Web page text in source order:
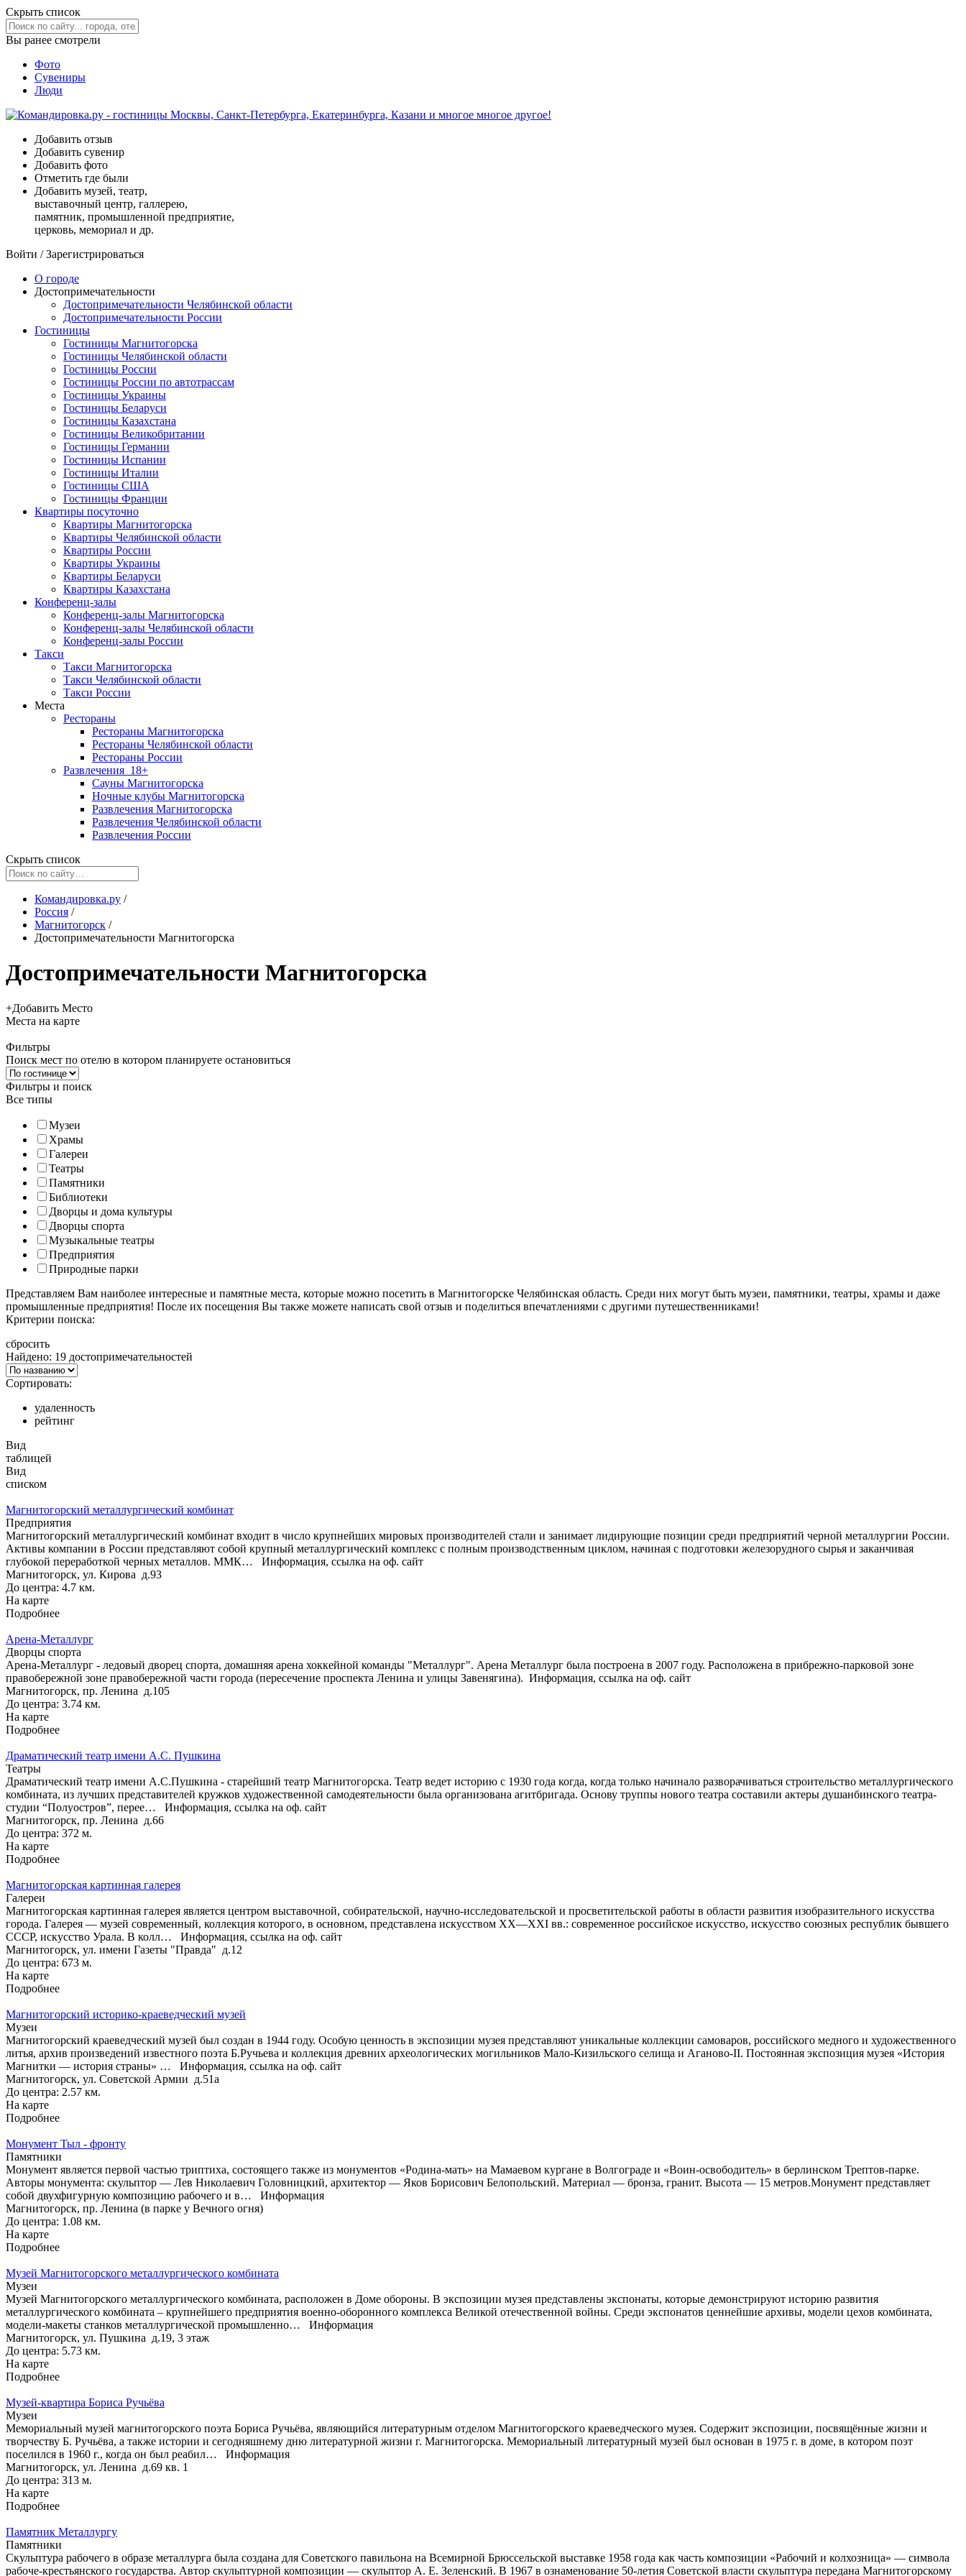
Скрыть список
Вы ранее смотрели
Фото
Сувениры
Люди
Добавить отзыв
Добавить сувенир
Добавить фото
Отметить где были
Добавить музей, театр,
выставочный центр, галлерею,
памятник, промышленной предприятие,
церковь, мемориал и др.
Войти /Зарегистрироваться
О городе
Достопримечательности
Достопримечательности Челябинской области
Достопримечательности России
Гостиницы
Гостиницы Магнитогорска
Гостиницы Челябинской области
Гостиницы России
Гостиницы России по автотрассам
Гостиницы Украины
Гостиницы Беларуси
Гостиницы Казахстана
Гостиницы Великобритании
Гостиницы Германии
Гостиницы Испании
Гостиницы Италии
Гостиницы США
Гостиницы Франции
Квартиры посуточно
Квартиры Магнитогорска
Квартиры Челябинской области
Квартиры России
Квартиры Украины
Квартиры Беларуси
Квартиры Казахстана
Конференц-залы
Конференц-залы Магнитогорска
Конференц-залы Челябинской области
Конференц-залы России
Такси
Такси Магнитогорска
Такси Челябинской области
Такси России
Места
Рестораны
Рестораны Магнитогорска
Рестораны Челябинской области
Рестораны России
Развлечения 18+
Сауны Магнитогорска
Ночные клубы Магнитогорска
Развлечения Магнитогорска
Развлечения Челябинской области
Развлечения России
Скрыть список
Командировка.ру /
Россия /
Магнитогорск /
Достопримечательности Магнитогорска
Достопримечательности Магнитогорска
+Добавить Место
Места на карте
Фильтры
Поиск мест по отелю в котором планируете остановиться
Фильтры и поиск
Все типы
Музеи
Храмы
Галереи
Театры
Памятники
Библиотеки
Дворцы и дома культуры
Дворцы спорта
Музыкальные театры
Предприятия
Природные парки
Представляем Вам наиболее интересные и памятные места, которые можно посетить в Магнитогорске Челябинская область. Среди них могут быть музеи, памятники, театры, храмы и даже
промышленные предприятия! После их посещения Вы также можете написать свой отзыв и поделиться впечатлениями с другими путешественниками!
Критерии поиска:
сбросить
Найдено: 19 достопримечательностей
Сортировать:
удаленность
рейтинг
Вид
таблицей
Вид
списком
Магнитогорский металлургический комбинат
Предприятия
Магнитогорский металлургический комбинат входит в число крупнейших мировых производителей стали и занимает лидирующие позиции среди предприятий черной металлургии России.
Активы компании в России представляют собой крупный металлургический комплекс с полным производственным циклом, начиная с подготовки железорудного сырья и заканчивая
глубокой переработкой черных металлов. ММК… Информация, ссылка на оф. сайт
Магнитогорск, ул. Кирова д.93
До центра: 4.7 км.
На карте
Подробнее
Арена-Металлург
Дворцы спорта
Арена-Металлург - ледовый дворец спорта, домашняя арена хоккейной команды "Металлург". Арена Металлург была построена в 2007 году. Расположена в прибрежно-парковой зоне
правобережной зоне правобережной части города (пересечение проспекта Ленина и улицы Завенягина). Информация, ссылка на оф. сайт
Магнитогорск, пр. Ленина д.105
До центра: 3.74 км.
На карте
Подробнее
Драматический театр имени А.С. Пушкина
Театры
Драматический театр имени А.С.Пушкина - старейший театр Магнитогорска. Театр ведет историю с 1930 года когда, когда только начинало разворачиваться строительство металлургического
комбината, из лучших представителей кружков художественной самодеятельности была организована агитбригада. Основу труппы нового театра составили актеры душанбинского театра-
студии “Полуостров”, перее… Информация, ссылка на оф. сайт
Магнитогорск, пр. Ленина д.66
До центра: 372 м.
На карте
Подробнее
Магнитогорская картинная галерея
Галереи
Магнитогорская картинная галерея является центром выставочной, собирательской, научно-исследовательской и просветительской работы в области развития изобразительного искусства
города. Галерея — музей современный, коллекция которого, в основном, представлена искусством XX—XXI вв.: современное российское искусство, искусство союзных республик бывшего
СССР, искусство Урала. В колл… Информация, ссылка на оф. сайт
Магнитогорск, ул. имени Газеты "Правда" д.12
До центра: 673 м.
На карте
Подробнее
Магнитогорский историко-краеведческий музей
Музеи
Магнитогорский краеведческий музей был создан в 1944 году. Особую ценность в экспозиции музея представляют уникальные коллекции самоваров, российского медного и художественного
литья, архив произведений известного поэта Б.Ручьева и коллекция древних археологических могильников Мало-Кизильского селища и Аганово-II. Постоянная экспозиция музея «История
Магнитки — история страны» … Информация, ссылка на оф. сайт
Магнитогорск, ул. Советской Армии д.51а
До центра: 2.57 км.
На карте
Подробнее
Монумент Тыл - фронту
Памятники
Монумент является первой частью триптиха, состоящего также из монументов «Родина-мать» на Мамаевом кургане в Волгограде и «Воин-освободитель» в берлинском Трептов-парке.
Авторы монумента: скульптор — Лев Николаевич Головницкий, архитектор — Яков Борисович Белопольский. Материал — бронза, гранит. Высота — 15 метров.Монумент представляет
собой двухфигурную композицию рабочего и в… Информация
Магнитогорск, пр. Ленина (в парке у Вечного огня)
До центра: 1.08 км.
На карте
Подробнее
Музей Магнитогорского металлургического комбината
Музеи
Музей Магнитогорского металлургического комбината, расположен в Доме обороны. В экспозиции музея представлены экспонаты, которые демонстрируют историю развития
металлургического комбината – крупнейшего предприятия военно-оборонного комплекса Великой отечественной войны. Среди экспонатов ценнейшие архивы, модели цехов комбината,
модели-макеты станков металлургической промышленно… Информация
Магнитогорск, ул. Пушкина д.19, 3 этаж
До центра: 5.73 км.
На карте
Подробнее
Музей-квартира Бориса Ручьёва
Музеи
Мемориальный музей магнитогорского поэта Бориса Ручьёва, являющийся литературным отделом Магнитогорского краеведческого музея. Содержит экспозиции, посвящённые жизни и
творчеству Б. Ручьёва, а также истории и сегодняшнему дню литературной жизни г. Магнитогорска. Мемориальный литературный музей был основан в 1975 г. в доме, в котором поэт
поселился в 1960 г., когда он был реабил… Информация
Магнитогорск, ул. Ленина д.69 кв. 1
До центра: 313 м.
На карте
Подробнее
Памятник Металлургу
Памятники
Скульптура рабочего в образе металлурга была создана для Советского павильона на Всемирной Брюссельской выставке 1958 года как часть композиции «Рабочий и колхозница» — символа
рабоче-крестьянского государства. Автор скульптурной композиции — скульптор А. Е. Зеленский. В 1967 в ознаменование 50-летия Советской власти скульптура передана Магнитогорскому